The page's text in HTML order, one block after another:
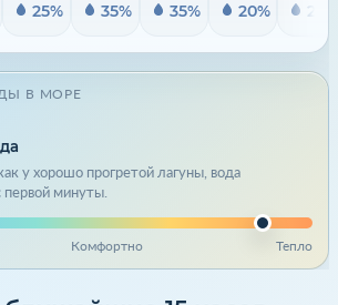
25% 35% 35% 20% 20%
В МОРЕ
у хорошо прогретой лагуны, вода
минуты.
Комфортно Тепло